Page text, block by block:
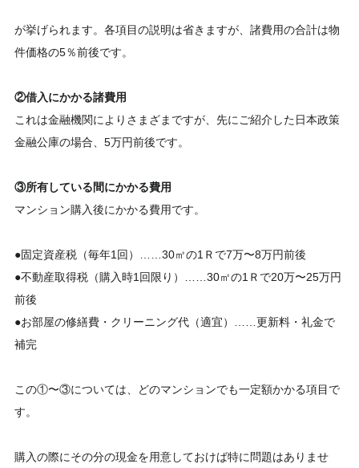
が挙げられます。各項目の説明は省きますが、諸費用の合計は物
件価格の5％前後です。
②借入にかかる諸費用
これは金融機関によりさまざまですが、先にご紹介した日本政策
金融公庫の場合、5万円前後です。
③所有している間にかかる費用
マンション購入後にかかる費用です。
●固定資産税（毎年1回）……30㎡の1Ｒで7万〜8万円前後
●不動産取得税（購入時1回限り）……30㎡の1Ｒで20万〜25万円
前後
●お部屋の修繕費・クリーニング代（適宜）……更新料・礼金で
補完
この①〜③については、どのマンションでも一定額かかる項目で
す。
購入の際にその分の現金を用意しておけば特に問題はありませ